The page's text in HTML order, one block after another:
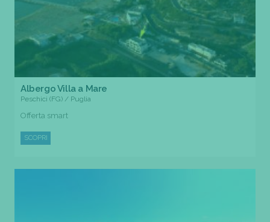
Albergo Villa a Mare
Peschici (FG) / Puglia
Offerta smart
SCOPRI